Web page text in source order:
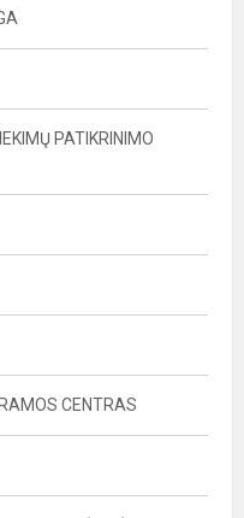
PATIKRINIMO
CENTRAS